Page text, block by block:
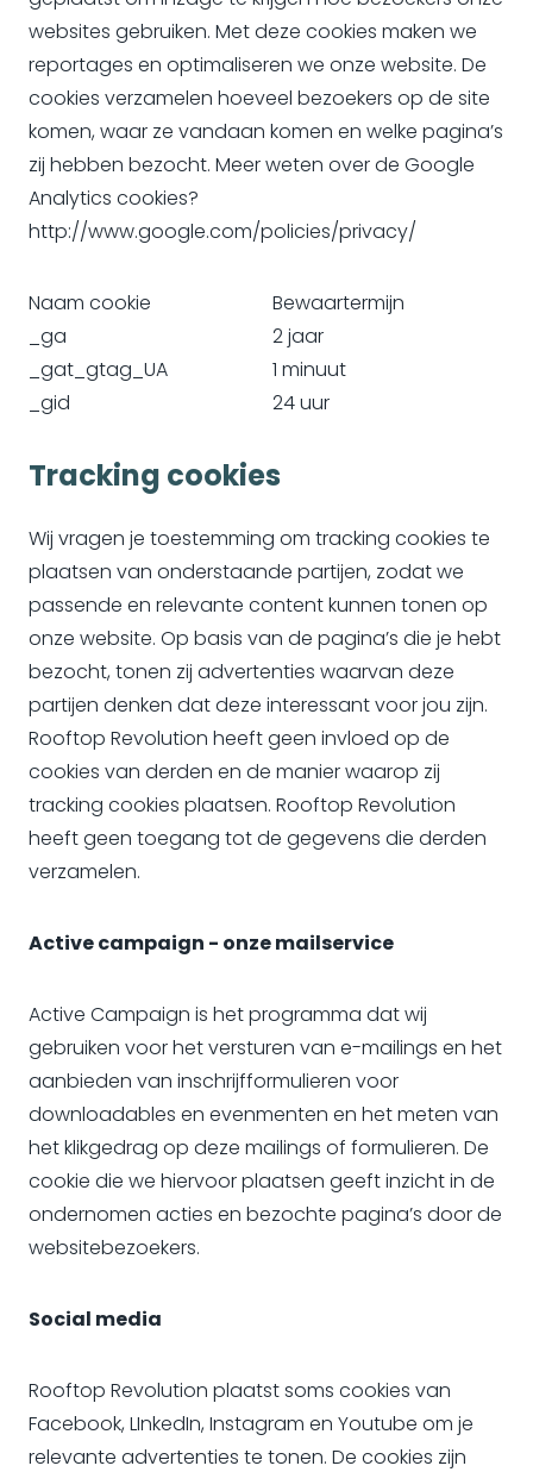
websites gebruiken. Met deze cookies maken we
reportages en optimaliseren we onze website. De
cookies verzamelen hoeveel bezoekers op de site
komen, waar ze vandaan komen en welke pagina’s
zij hebben bezocht. Meer weten over de Google
Analytics cookies?
http://www.google.com/policies/privacy/
Naam cookie
Bewaartermijn
_ga
2 jaar
_gat_gtag_UA
1 minuut
_gid
24 uur
Tracking cookies
Wij vragen je toestemming om tracking cookies te
plaatsen van onderstaande partijen, zodat we
passende en relevante content kunnen tonen op
onze website. Op basis van de pagina’s die je hebt
bezocht, tonen zij advertenties waarvan deze
partijen denken dat deze interessant voor jou zijn.
Rooftop Revolution heeft geen invloed op de
cookies van derden en de manier waarop zij
tracking cookies plaatsen. Rooftop Revolution
heeft geen toegang tot de gegevens die derden
verzamelen.
Active campaign - onze mailservice
Active Campaign is het programma dat wij
gebruiken voor het versturen van e-mailings en het
aanbieden van inschrijfformulieren voor
downloadables en evenmenten en het meten van
het klikgedrag op deze mailings of formulieren. De
cookie die we hiervoor plaatsen geeft inzicht in de
ondernomen acties en bezochte pagina’s door de
websitebezoekers.
Social media
Rooftop Revolution plaatst soms cookies van
Facebook, LInkedIn, Instagram en Youtube om je
relevante advertenties te tonen. De cookies zijn